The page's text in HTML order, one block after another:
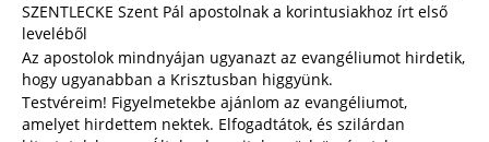
SZENTLECKE Szent Pál apostolnak a korintusiakhoz írt első
leveléből
Az apostolok mindnyájan ugyanazt az evangéliumot hirdetik,
hogy ugyanabban a Krisztusban higgyünk.
Testvéreim! Figyelmetekbe ajánlom az evangéliumot,
amelyet hirdettem nektek. Elfogadtátok, és szilárdan